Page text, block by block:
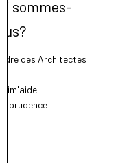
sommes-
des Architectes